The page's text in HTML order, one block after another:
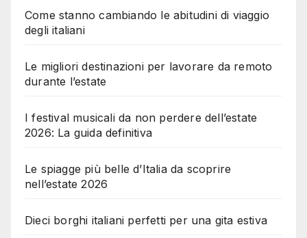
Come stanno cambiando le abitudini di viaggio
degli italiani
Le migliori destinazioni per lavorare da remoto
durante l’estate
I festival musicali da non perdere dell’estate
2026: La guida definitiva
Le spiagge più belle d’Italia da scoprire
nell’estate 2026
Dieci borghi italiani perfetti per una gita estiva